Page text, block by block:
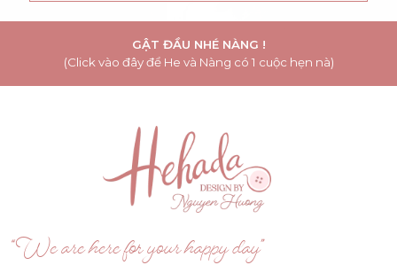
GẬT ĐẦU NHÉ NÀNG !
(Click vào đây để He và Nàng có 1 cuộc hẹn nà)
“We are here for your happy day”